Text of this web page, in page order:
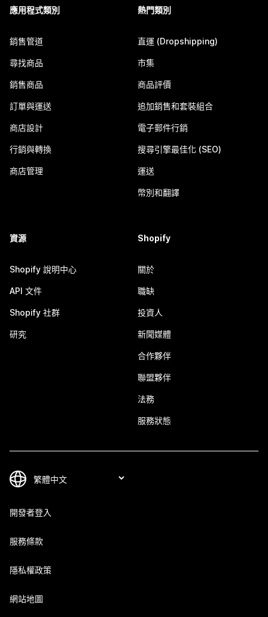
應用程式類別
銷售管道
尋找商品
銷售商品
訂單與運送
商店設計
行銷與轉換
商店管理
熱門類別
直運 (Dropshipping)
市集
商品評價
追加銷售和套裝組合
電子郵件行銷
搜尋引擎最佳化 (SEO)
運送
幣別和翻譯
資源
Shopify 說明中心
API 文件
Shopify 社群
研究
Shopify
關於
職缺
投資人
新聞媒體
合作夥伴
聯盟夥伴
法務
服務狀態
開發者登入
服務條款
隱私權政策
網站地圖